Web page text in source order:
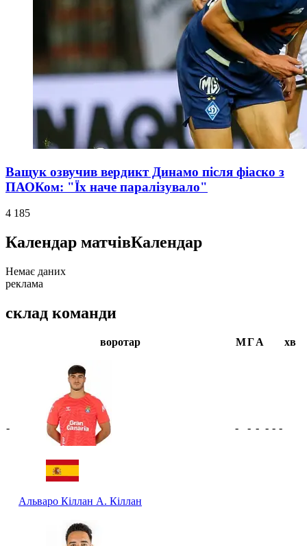
Ващук озвучив вердикт Динамо після фіаско з
ПАОКом: "Їх наче паралізувало"
4 185
Календар матчівКалендар
Немає даних
реклама
склад команди
воротар МГА хв
-
Альваро Кіллан А. Кіллан
- - - - - -